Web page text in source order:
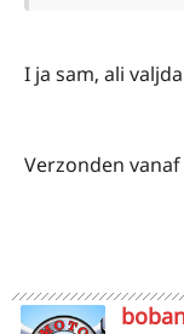
I ja sam, ali
Verzonden